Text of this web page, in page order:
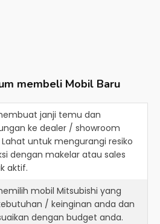
membeli Mobil Baru
janji temu dan
ke dealer / showroom
untuk mengurangi resiko
dengan makelar atau sales
aktif.
mobil Mitsubishi yang
/ keinginan anda dan
dengan budget anda.